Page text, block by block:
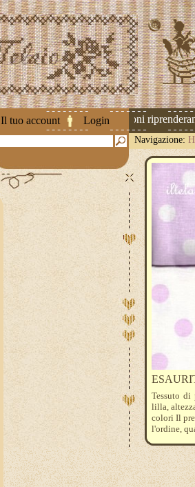
Il tuo account Login
Attenzione ! Le spedizioni
Navigazione:
Tessuto
lilla,
colori Il
l'ordine,